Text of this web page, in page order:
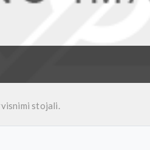
stojali.